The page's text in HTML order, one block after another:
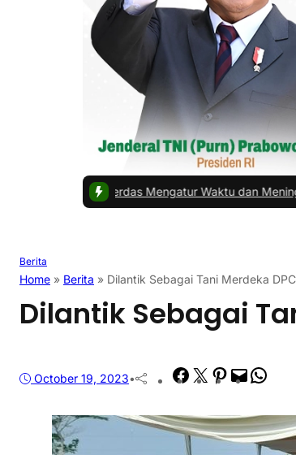
Mengatur Waktu dan Meningkatkan
Berita
Home » Berita » Dilantik Sebagai Tani Merdeka
Dilantik Sebagai
October 19, 2023• Facebook
TwitterPinterest
Mail